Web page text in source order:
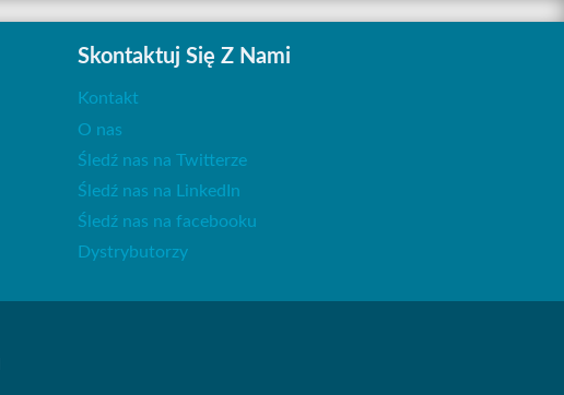
Skontaktuj Się Z Nami
Kontakt
O nas
Śledź nas na Twitterze
Śledź nas na LinkedIn
Śledź nas na facebooku
Dystrybutorzy